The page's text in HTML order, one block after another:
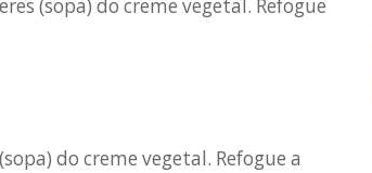
(sopa) do creme vegetal. Refogue
do creme vegetal. Refogue a